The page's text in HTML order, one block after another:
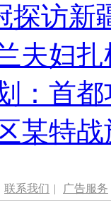
探访新
夫妇
：首
某特
联系我们 | 广告服务